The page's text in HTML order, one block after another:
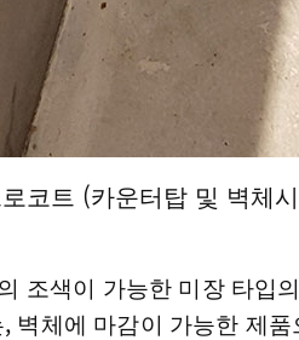
코트 (카운터탑 및 벽체
조색이 가능한 미장 타입
벽체에 마감이 가능한 제